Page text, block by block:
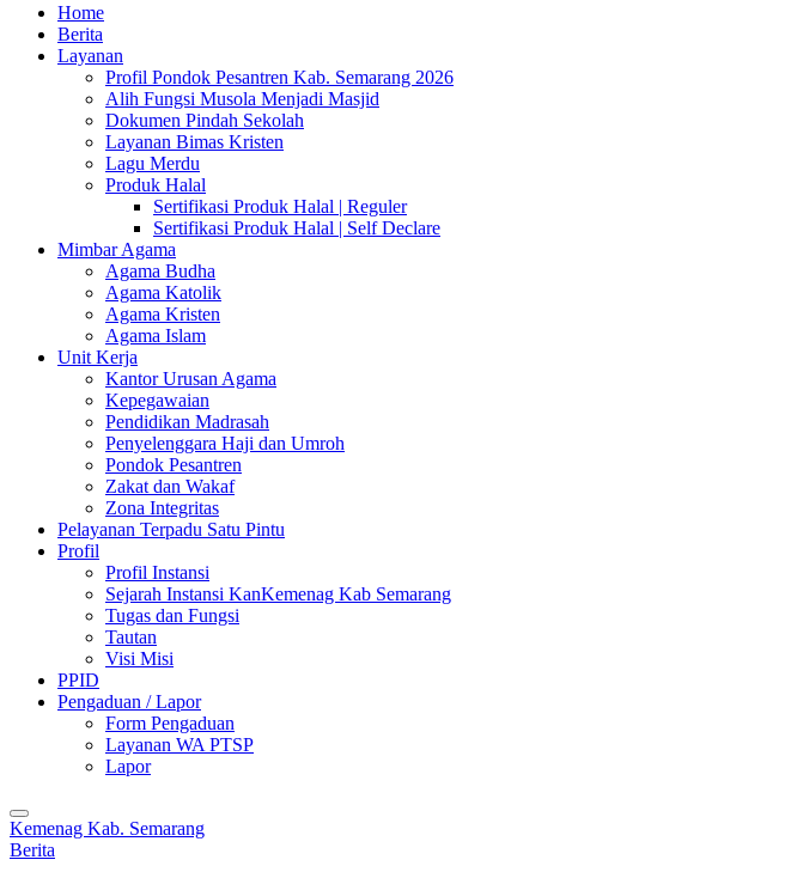
Home
Berita
Layanan
Profil Pondok Pesantren Kab. Semarang 2026
Alih Fungsi Musola Menjadi Masjid
Dokumen Pindah Sekolah
Layanan Bimas Kristen
Lagu Merdu
Produk Halal
Sertifikasi Produk Halal | Reguler
Sertifikasi Produk Halal | Self Declare
Mimbar Agama
Agama Budha
Agama Katolik
Agama Kristen
Agama Islam
Unit Kerja
Kantor Urusan Agama
Kepegawaian
Pendidikan Madrasah
Penyelenggara Haji dan Umroh
Pondok Pesantren
Zakat dan Wakaf
Zona Integritas
Pelayanan Terpadu Satu Pintu
Profil
Profil Instansi
Sejarah Instansi KanKemenag Kab Semarang
Tugas dan Fungsi
Tautan
Visi Misi
PPID
Pengaduan / Lapor
Form Pengaduan
Layanan WA PTSP
Lapor
Kemenag Kab. Semarang
Berita